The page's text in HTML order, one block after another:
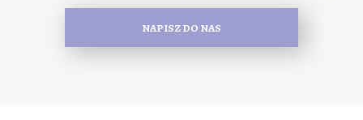
NAPISZ DO NAS